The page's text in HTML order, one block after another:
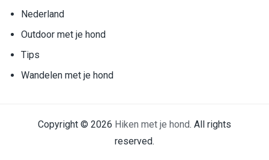
Nederland
Outdoor met je hond
Tips
Wandelen met je hond
Copyright © 2026 Hiken met je hond. All rights
reserved.